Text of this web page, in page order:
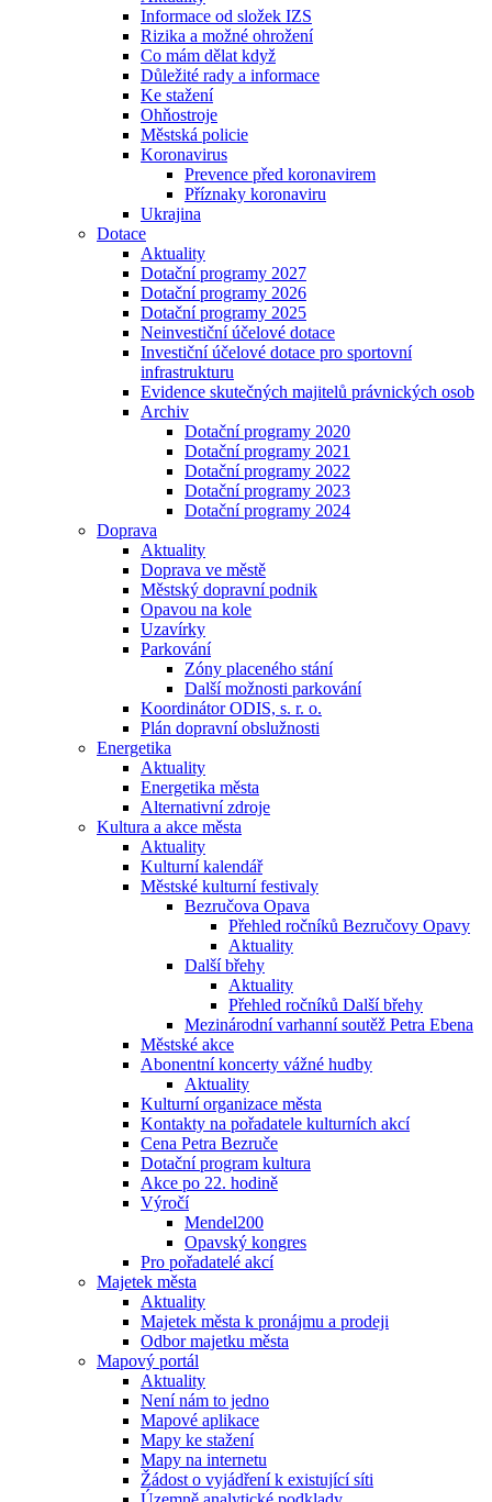
Informace od složek IZS
Rizika a možné ohrožení
Co mám dělat když
Důležité rady a informace
Ke stažení
Ohňostroje
Městská policie
Koronavirus
Prevence před koronavirem
Příznaky koronaviru
Ukrajina
Dotace
Aktuality
Dotační programy 2027
Dotační programy 2026
Dotační programy 2025
Neinvestiční účelové dotace
Investiční účelové dotace pro sportovní
infrastrukturu
Evidence skutečných majitelů právnických osob
Archiv
Dotační programy 2020
Dotační programy 2021
Dotační programy 2022
Dotační programy 2023
Dotační programy 2024
Doprava
Aktuality
Doprava ve městě
Městský dopravní podnik
Opavou na kole
Uzavírky
Parkování
Zóny placeného stání
Další možnosti parkování
Koordinátor ODIS, s. r. o.
Plán dopravní obslužnosti
Energetika
Aktuality
Energetika města
Alternativní zdroje
Kultura a akce města
Aktuality
Kulturní kalendář
Městské kulturní festivaly
Bezručova Opava
Přehled ročníků Bezručovy Opavy
Aktuality
Další břehy
Aktuality
Přehled ročníků Další břehy
Mezinárodní varhanní soutěž Petra Ebena
Městské akce
Abonentní koncerty vážné hudby
Aktuality
Kulturní organizace města
Kontakty na pořadatele kulturních akcí
Cena Petra Bezruče
Dotační program kultura
Akce po 22. hodině
Výročí
Mendel200
Opavský kongres
Pro pořadatelé akcí
Majetek města
Aktuality
Majetek města k pronájmu a prodeji
Odbor majetku města
Mapový portál
Aktuality
Není nám to jedno
Mapové aplikace
Mapy ke stažení
Mapy na internetu
Žádost o vyjádření k existující síti